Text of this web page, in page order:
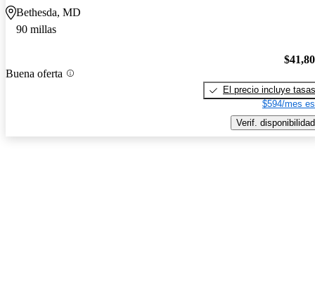
Bethesda, MD
90 millas
Buena oferta
El precio incluye tasas
$594/mes
Verif. disponibilidad